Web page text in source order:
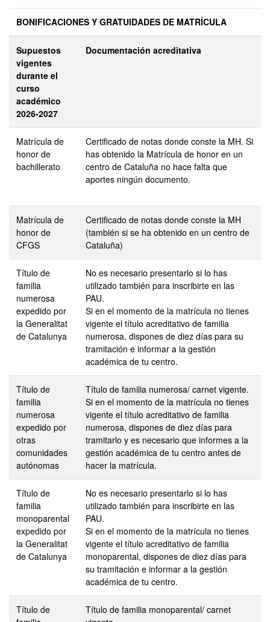
BONIFICACIONES Y GRATUIDADES DE MATRÍCULA
Supuestos
vigentes
durante el
curso
académico
2026-2027
Documentación acreditativa
Matrícula de
honor de
bachillerato
Certificado de notas donde conste la MH. Si
has obtenido la Matrícula de honor en un
centro de Cataluña no hace falta que
aportes ningún documento.
Matrícula de
honor de
CFGS
Certificado de notas donde conste la MH
(también si se ha obtenido en un centro de
Cataluña)
Título de
familia
numerosa
expedido por
la Generalitat
de Catalunya
No es necesario presentarlo si lo has
utilizado también para inscribirte en las
PAU.
Si en el momento de la matrícula no tienes
vigente el título acreditativo de familia
numerosa, dispones de diez días para su
tramitación e informar a la gestión
académica de tu centro.
Título de
familia
numerosa
expedido por
otras
comunidades
autónomas
Título de familia numerosa/ carnet vigente.
Si en el momento de la matrícula no tienes
vigente el título acreditativo de familia
numerosa, dispones de diez días para
tramitarlo y es necesario que informes a la
gestión académica de tu centro antes de
hacer la matrícula.
Título de
familia
monoparental
expedido por
la Generalitat
de Catalunya
No es necesario presentarlo si lo has
utilizado también para inscribirte en las
PAU.
Si en el momento de la matrícula no tienes
vigente el título acreditativo de familia
monoparental, dispones de diez días para
su tramitación e informar a la gestión
académica de tu centro.
Título de
Título de familia monoparental/ carnet